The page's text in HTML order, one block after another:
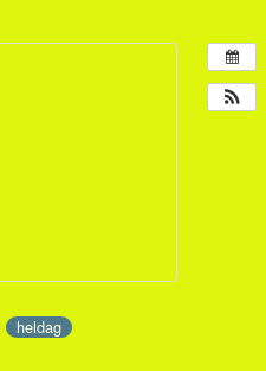
heldag